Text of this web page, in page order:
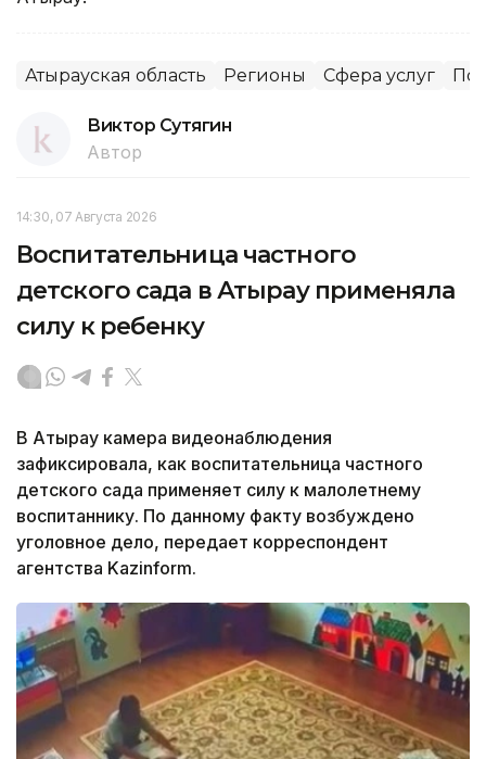
Атырауская область Регионы Сфера услуг
Виктор Сутягин
Автор
14:30, 07 Августа 2026
Воспитательница частного
детского сада в Атырау применяла
силу к ребенку
В Атырау камера видеонаблюдения
зафиксировала, как воспитательница частного
детского сада применяет силу к малолетнему
воспитаннику. По данному факту возбуждено
уголовное дело, передает корреспондент
агентства Kazinform.